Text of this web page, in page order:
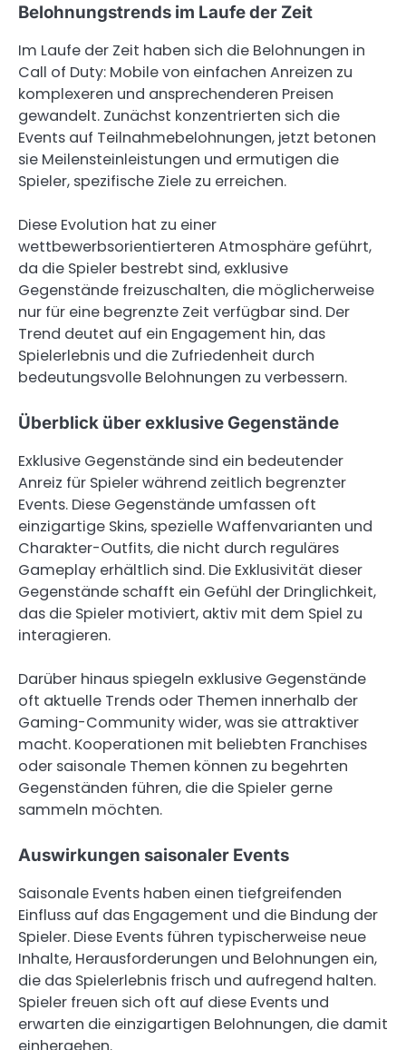
Belohnungstrends im Laufe der Zeit
Im Laufe der Zeit haben sich die Belohnungen in
Call of Duty: Mobile von einfachen Anreizen zu
komplexeren und ansprechenderen Preisen
gewandelt. Zunächst konzentrierten sich die
Events auf Teilnahmebelohnungen, jetzt betonen
sie Meilensteinleistungen und ermutigen die
Spieler, spezifische Ziele zu erreichen.
Diese Evolution hat zu einer
wettbewerbsorientierteren Atmosphäre geführt,
da die Spieler bestrebt sind, exklusive
Gegenstände freizuschalten, die möglicherweise
nur für eine begrenzte Zeit verfügbar sind. Der
Trend deutet auf ein Engagement hin, das
Spielerlebnis und die Zufriedenheit durch
bedeutungsvolle Belohnungen zu verbessern.
Überblick über exklusive Gegenstände
Exklusive Gegenstände sind ein bedeutender
Anreiz für Spieler während zeitlich begrenzter
Events. Diese Gegenstände umfassen oft
einzigartige Skins, spezielle Waffenvarianten und
Charakter-Outfits, die nicht durch reguläres
Gameplay erhältlich sind. Die Exklusivität dieser
Gegenstände schafft ein Gefühl der Dringlichkeit,
das die Spieler motiviert, aktiv mit dem Spiel zu
interagieren.
Darüber hinaus spiegeln exklusive Gegenstände
oft aktuelle Trends oder Themen innerhalb der
Gaming-Community wider, was sie attraktiver
macht. Kooperationen mit beliebten Franchises
oder saisonale Themen können zu begehrten
Gegenständen führen, die die Spieler gerne
sammeln möchten.
Auswirkungen saisonaler Events
Saisonale Events haben einen tiefgreifenden
Einfluss auf das Engagement und die Bindung der
Spieler. Diese Events führen typischerweise neue
Inhalte, Herausforderungen und Belohnungen ein,
die das Spielerlebnis frisch und aufregend halten.
Spieler freuen sich oft auf diese Events und
erwarten die einzigartigen Belohnungen, die damit